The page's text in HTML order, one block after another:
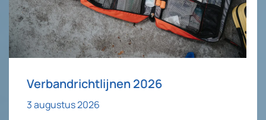
Verbandrichtlijnen 2026
3 augustus 2026